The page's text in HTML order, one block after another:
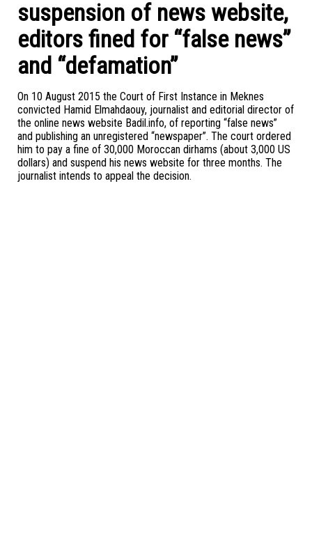
suspension of news website,
editors fined for “false news”
and “defamation”
On 10 August 2015 the Court of First Instance in Meknes
convicted Hamid Elmahdaouy, journalist and editorial director of
the online news website Badil.info, of reporting “false news”
and publishing an unregistered “newspaper”. The court ordered
him to pay a fine of 30,000 Moroccan dirhams (about 3,000 US
dollars) and suspend his news website for three months. The
journalist intends to appeal the decision.